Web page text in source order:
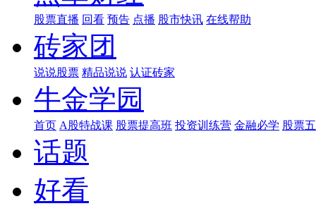
股票直播 回看 预告 点播 股市快讯 在线帮助
砖家团
说说股票 精品说说 认证砖家
牛金学园
首页 A股特战课 股票提高班 投资训练营 金融必学 股票
话题
好看